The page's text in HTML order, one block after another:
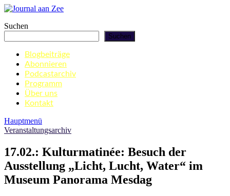
Zum
springen
Journal aan Zee
Suchen
Suchen
Blogbeiträge
Abonnieren
Podcastarchiv
Programm
Über uns
Kontakt
Hauptmenü
Veranstaltungsarchiv
17.02.: Kulturmatinée: Besuch der
Ausstellung „Licht, Lucht, Water“ im
Museum Panorama Mesdag